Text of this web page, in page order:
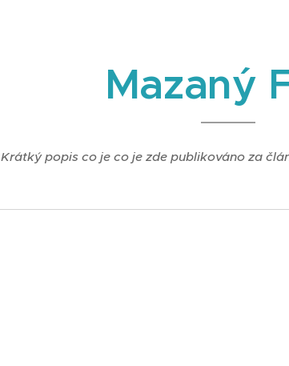
Mazaný
Krátký popis co je co je zde publikováno za